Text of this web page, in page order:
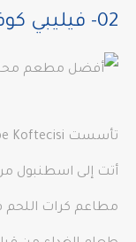
02- فيليبي كوفتسيسي
مطاعم كرات